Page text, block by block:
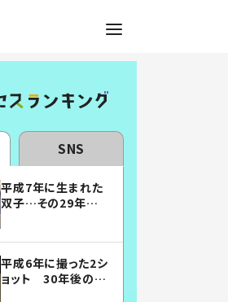
SNS
平成7年に生まれた
双子…その29年後
平成6年に撮った2シ
ョット 30年後の姿